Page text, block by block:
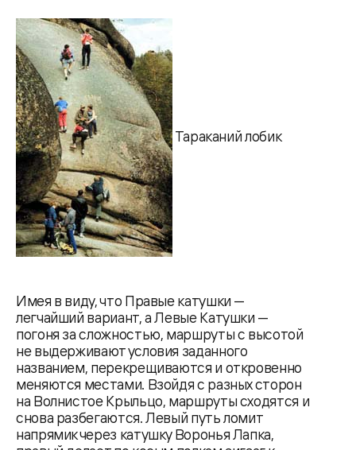
Тараканий лобик
Имея в виду, что Правые катушки —
легчайший вариант, а Левые Катушки —
погоня за сложностью, маршруты с высотой
не выдерживают условия заданного
названием, перекрещиваются и откровенно
меняются местами. Взойдя с разных сторон
на Волнистое Крыльцо, маршруты сходятся и
снова разбегаются. Левый путь ломит
напрямик через катушку Воронья Лапка,